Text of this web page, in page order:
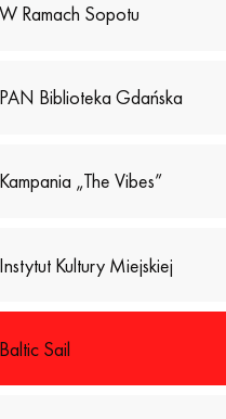
W Ramach Sopotu
PAN Biblioteka Gdańska
Kampania „The Vibes”
Instytut Kultury Miejskiej
Baltic Sail